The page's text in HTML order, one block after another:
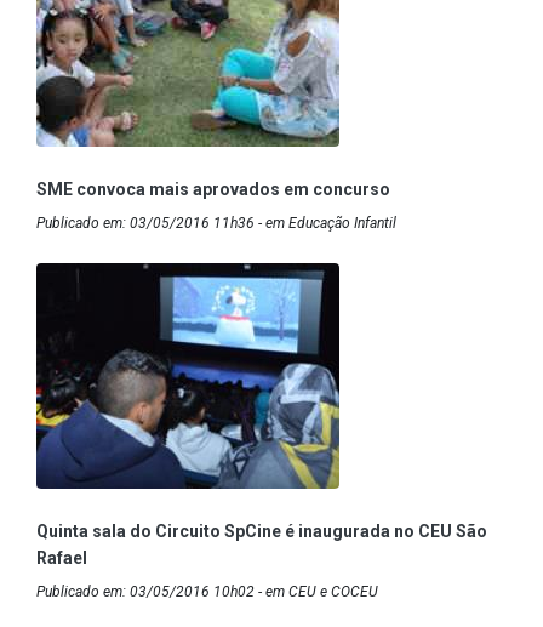
SME convoca mais aprovados em concurso
Publicado em: 03/05/2016 11h36 - em Educação Infantil
Quinta sala do Circuito SpCine é inaugurada no CEU São
Rafael
Publicado em: 03/05/2016 10h02 - em CEU e COCEU